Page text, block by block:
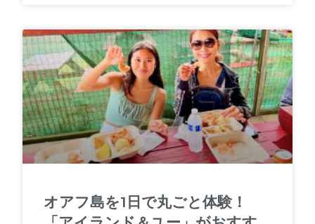
オアフ島を1日で丸ごと体験！